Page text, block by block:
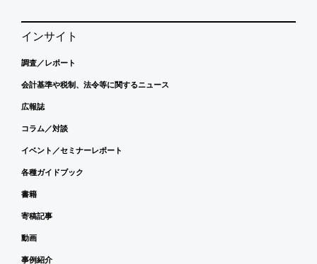
インサイト
調査／レポート
会計基準や税制、法令等に関するニュース
広報誌
コラム／対談
イベント／セミナーレポート
各種ガイドブック
書籍
寄稿記事
動画
事例紹介